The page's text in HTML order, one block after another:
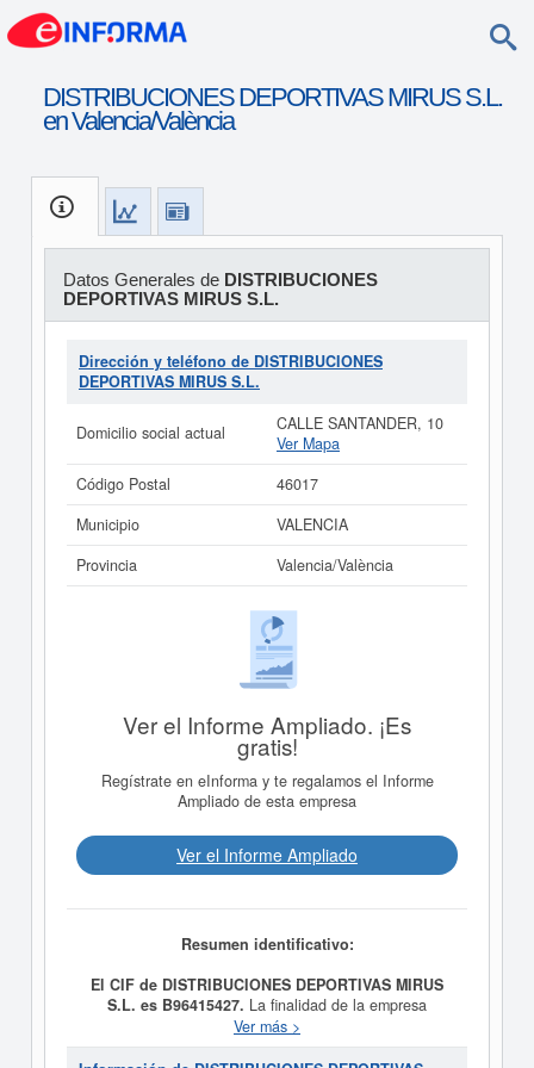
DISTRIBUCIONES DEPORTIVAS MIRUS S.L.
en Valencia/València
Datos Generales de DISTRIBUCIONES
DEPORTIVAS MIRUS S.L.
Dirección y teléfono de DISTRIBUCIONES
DEPORTIVAS MIRUS S.L.
Domicilio social actual
CALLE SANTANDER, 10
Ver Mapa
Código Postal
46017
Municipio
VALENCIA
Provincia
Valencia/València
Ver el Informe Ampliado. ¡Es
gratis!
Regístrate en eInforma y te regalamos el Informe
Ampliado de esta empresa
Ver el Informe Ampliado
Resumen identificativo:
El CIF de DISTRIBUCIONES DEPORTIVAS MIRUS
S.L. es B96415427. La finalidad de la empresa
DISTRIBUCIONES DEPORTIVAS MIRUS S.L.
FABRICACION PRODUCCION COMERCIALIZACION
Ver más >